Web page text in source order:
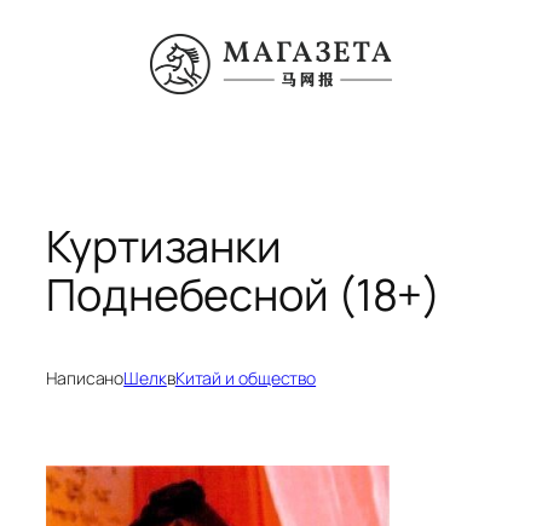
содержимому
Куртизанки
Поднебесной (18+)
НаписаноШелквКитай и общество